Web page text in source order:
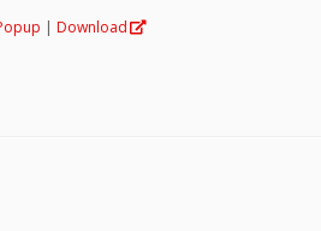
| Download